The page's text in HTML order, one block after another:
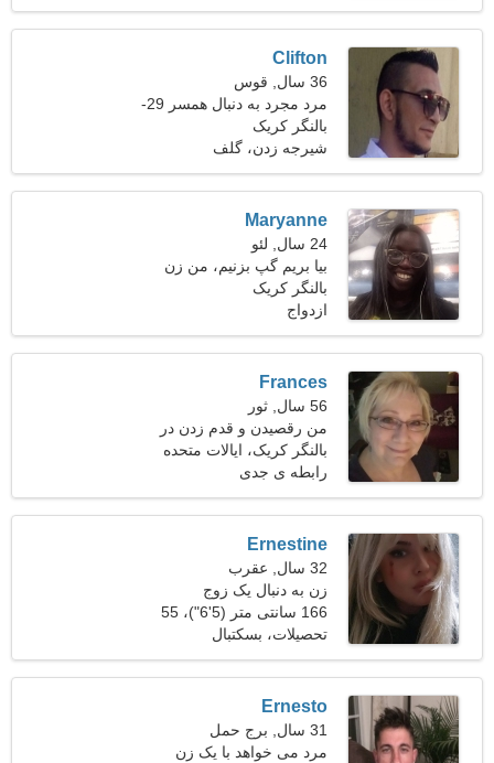
Clifton
36 سال, قوس
مرد مجرد به دنبال همسر 29-
33
بالنگر کریک
شیرجه زدن، گلف
Maryanne
24 سال, لئو
بیا بریم گپ بزنیم، من زن
جذابی هستم
بالنگر کریک
ازدواج
Frances
56 سال, ثور
من رقصیدن و قدم زدن در
هوای تازه را ترجیح می دهم
بالنگر کریک، ایالات متحده
آمریکا
رابطه ی جدی
Ernestine
32 سال, عقرب
زن به دنبال یک زوج
166 سانتی متر (5'6")، 55
کیلوگرم (121 پوند)
تحصیلات، بسکتبال
Ernesto
31 سال, برج حمل
مرد می خواهد با یک زن